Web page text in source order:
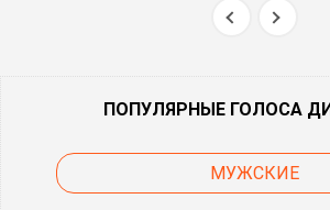
Малкольм в центре
внимания (2000-2006)
ПОПУЛЯРНЫЕ ГОЛОСА
МУЖСКИЕ